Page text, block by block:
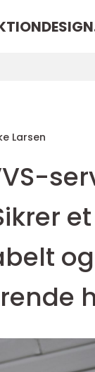
Larsen
et
og